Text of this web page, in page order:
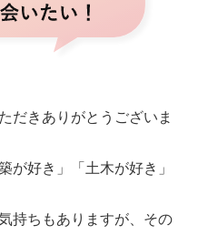
だきありがとうございま
が好き」「土木が好き」
持ちもありますが、その